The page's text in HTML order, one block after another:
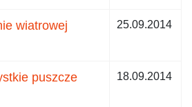
wiatrowej
25.09.2014
puszcze
18.09.2014